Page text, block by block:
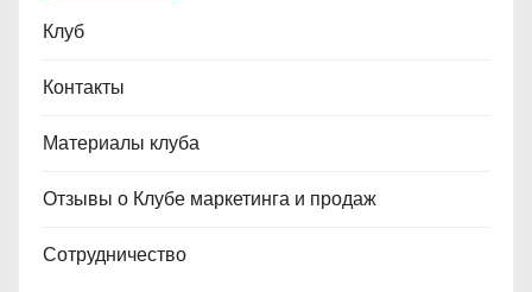
Клуб
Контакты
Материалы клуба
Отзывы о Клубе маркетинга и продаж
Сотрудничество